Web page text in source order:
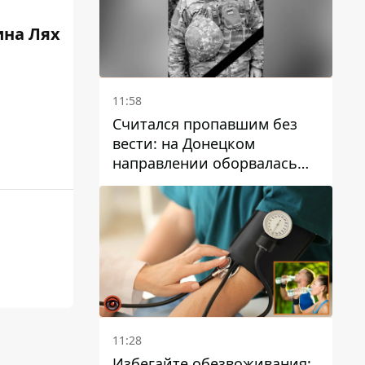
Лях
11:58
Считался пропавшим без
вести: на Донецком
направлении оборвалась
жизнь Анатолия Ткачука из
Днепропетровской области
11:28